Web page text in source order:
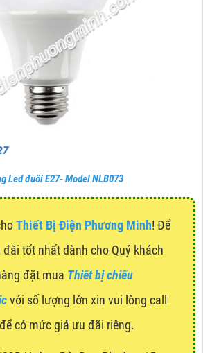
Led đuôi E27- Model NLB073
Thiết Bị Điện Phương Minh! Để
tốt nhất dành cho Quý khách
đặt mua Thiết bị chiếu
với số lượng lớn xin vui lòng call
có mức giá ưu đãi riêng.